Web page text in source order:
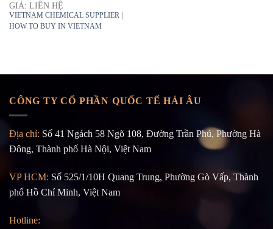
GIÁ: LIÊN HỆ
VIETNAM CHEMICAL SUPPLIER|
HOW TO BUY IN VIETNAM
CÔNG TY CỔ PHẦN QUỐC TẾ HẢI ÂU
Địa chỉ: Số 41 Ngách 58 Ngõ 108, Đường Trần Phú, Phường Hà
Đông, Thành phố Hà Nội, Việt Nam
VP HCM: Số 525/1/10H Quang Trung, Phường Gò Vấp, Thành
phố Hồ Chí Minh, Việt Nam
Hotline: